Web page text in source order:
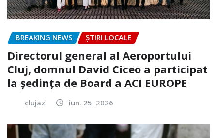
BREAKING NEWS ȘTIRI LOCALE
Directorul general al Aeroportului
Cluj, domnul David Ciceo a participat
la ședința de Board a ACI EUROPE
clujazi iun. 25, 2026